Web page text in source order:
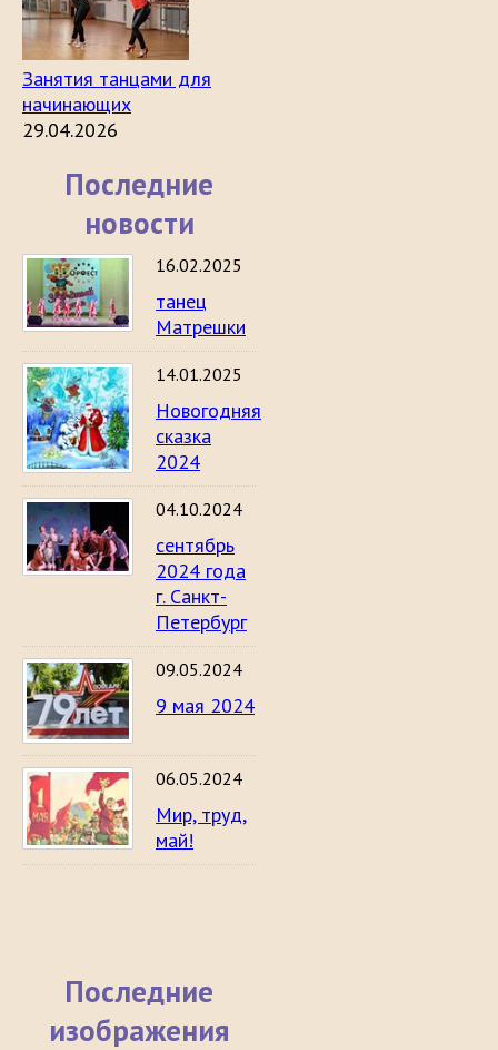
Занятия танцами для
начинающих
29.04.2026
Последние
новости
16.02.2025
танец
Матрешки
14.01.2025
Новогодняя
сказка
2024
04.10.2024
сентябрь
2024 года
г. Санкт-
Петербург
09.05.2024
9 мая 2024
06.05.2024
Мир, труд,
май!
Последние
изображения